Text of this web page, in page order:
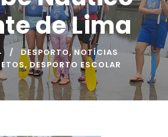
de Lima
DESPORTO, NOTÍCIAS
, DESPORTO ESCOLAR